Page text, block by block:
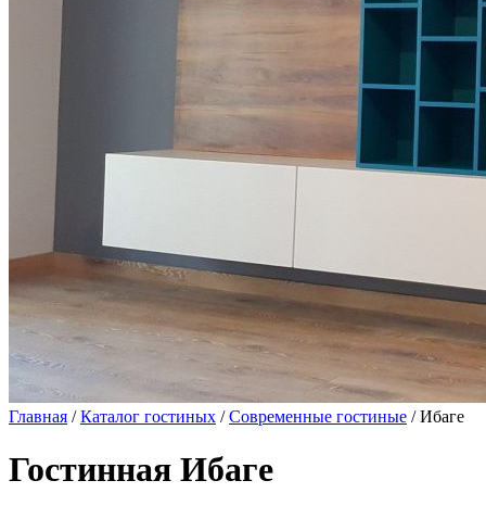
Главная /Каталог гостиных /Современные гостиные / Ибаге
Гостинная Ибаге